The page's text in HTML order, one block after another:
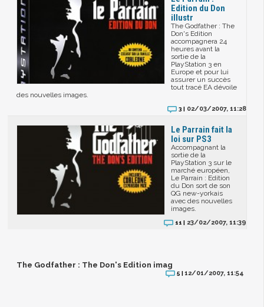
Edition du Don
illustr
The Godfather : The
Don's Edition
accompagnera 24
heures avant la
sortie de la
PlayStation 3 en
Europe et pour lui
assurer un succès
tout tracé EA dévoile
des nouvelles images.
3 | 02/03/2007, 11:28
Le Parrain fait la
loi sur PS3
Accompagnant la
sortie de la
PlayStation 3 sur le
marché européen,
Le Parrain : Edition
du Don sort de son
QG new-yorkais
avec des nouvelles
images.
11 | 23/02/2007, 11:39
The Godfather : The Don's Edition imag
5 | 12/01/2007, 11:54